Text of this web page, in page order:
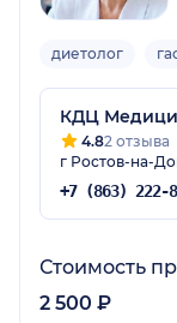
диетолог
КДЦ
4.82 отзыва
г Ростов-на-
Стоимость
2 500 ₽